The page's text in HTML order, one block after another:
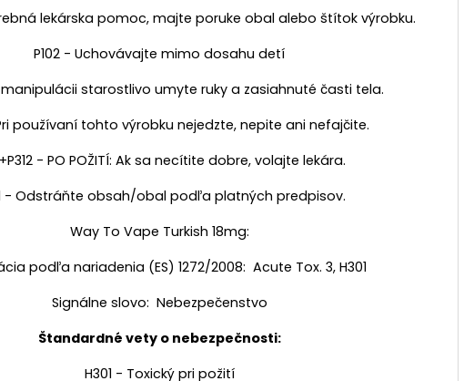
lekárska pomoc, majte poruke obal alebo štítok výrobku.
P102 - Uchovávajte mimo dosahu detí
manipulácii starostlivo umyte ruky a zasiahnuté časti tela.
používaní tohto výrobku nejedzte, nepite ani nefajčite.
- PO POŽITÍ: Ak sa necítite dobre, volajte lekára.
- Odstráňte obsah/obal podľa platných predpisov.
Way To Vape Turkish 18mg:
podľa nariadenia (ES) 1272/2008: Acute Tox. 3, H301
Signálne slovo: Nebezpečenstvo
Štandardné vety o nebezpečnosti:
H301 - Toxický pri požití